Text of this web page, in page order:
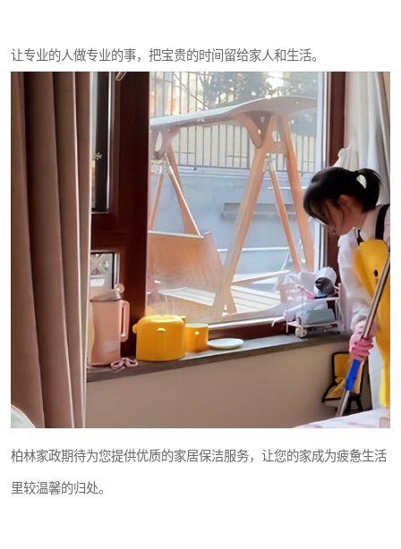
让专业的人做专业的事，把宝贵的时间留给家人和生活。
柏林家政期待为您提供优质的家居保洁服务，让您的家成为疲惫生活
里较温馨的归处。